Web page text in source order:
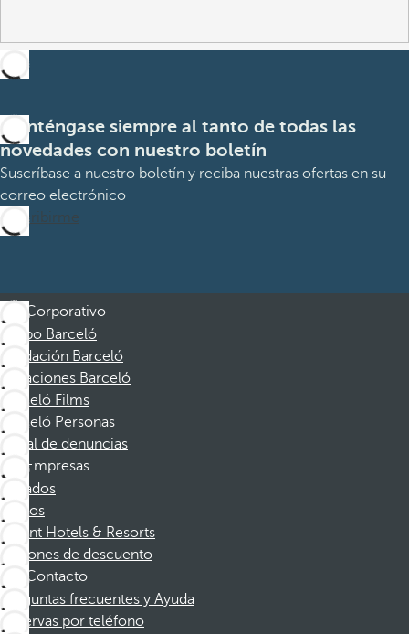
Manténgase siempre al tanto de todas las
novedades con nuestro boletín
Suscríbase a nuestro boletín y reciba nuestras ofertas en su
correo electrónico
Suscribirme
Corporativo
Grupo Barceló
Fundación Barceló
Vacaciones Barceló
Barceló Films
Barceló Personas
Canal de denuncias
Empresas
Afiliados
Socios
Dorint Hotels & Resorts
Cupones de descuento
Contacto
Preguntas frecuentes y Ayuda
Reservas por teléfono